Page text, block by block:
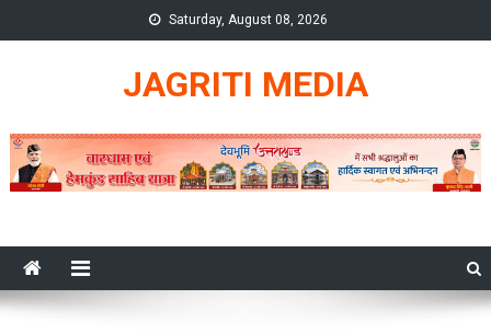
to
Saturday, August 08, 2026
JAGRITI MEDIA